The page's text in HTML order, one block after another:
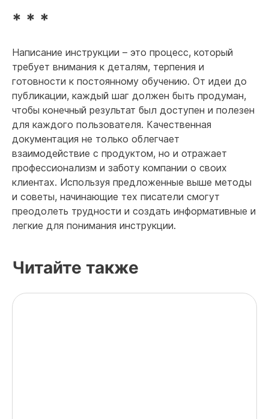
* * *
Написание инструкции – это процесс, который
требует внимания к деталям, терпения и
готовности к постоянному обучению. От идеи до
публикации, каждый шаг должен быть продуман,
чтобы конечный результат был доступен и полезен
для каждого пользователя. Качественная
документация не только облегчает
взаимодействие с продуктом, но и отражает
профессионализм и заботу компании о своих
клиентах. Используя предложенные выше методы
и советы, начинающие тех писатели смогут
преодолеть трудности и создать информативные и
легкие для понимания инструкции.
Читайте также